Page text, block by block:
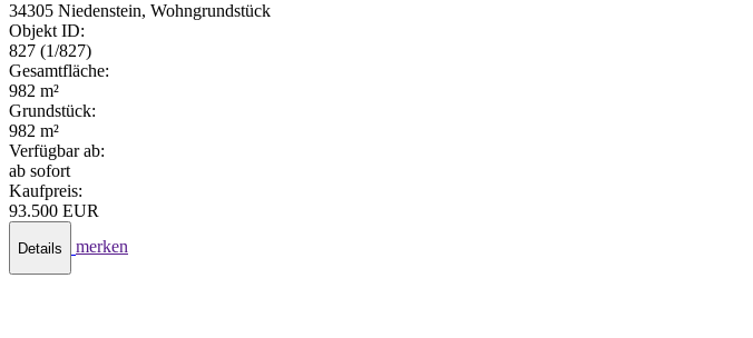
34305 Niedenstein, Wohngrundstück
Objekt ID:
827 (1/827)
Gesamtfläche:
982 m²
Grundstück:
982 m²
Verfügbar ab:
ab sofort
Kaufpreis:
93.500 EUR
Details merken